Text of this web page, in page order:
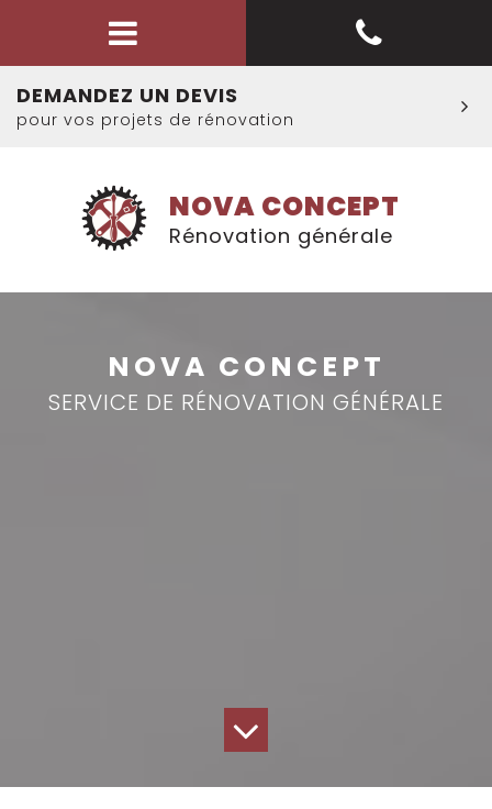
DEMANDEZ UN DEVIS
pour vos projets de rénovation
NOVA CONCEPT
Rénovation générale
NOVA CONCEPT
SERVICE DE RÉNOVATION GÉNÉRALE